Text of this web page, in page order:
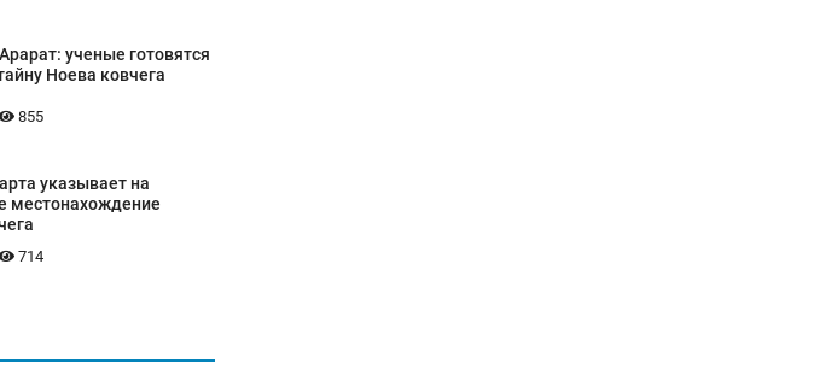
ученые готовятся
Ноева ковчега
855
указывает на
местонахождение
714